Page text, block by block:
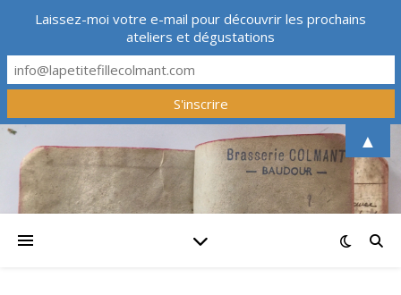
Laissez-moi votre e-mail pour découvrir les prochains
ateliers et dégustations
▲